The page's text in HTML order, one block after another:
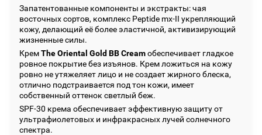
Запатентованные компоненты и экстракты: чая
восточных сортов, комплекс Peptide mx-II укрепляющий
кожу, делающий её более эластичной, активизирующий
жизненные силы.
КремThe Oriental Gold BB Creamобеспечивает гладкое
ровное покрытие без изъянов. Крем ложиться на кожу
ровно не утяжеляет лицо и не создает жирного блеска,
отлично подстраивается под тон кожи, имеет
собственный оттенок светлый беж.
SPF-30 крема обеспечивает эффективную защиту от
ультрафиолетовых и инфракрасных лучей солнечного
спектра.